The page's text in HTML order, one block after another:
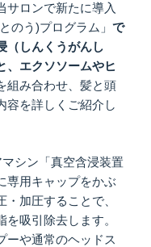
サロンで新たに導入
のう)プログラム」 で
（しんくうがんし
、エクソソームやヒ
組み合わせ、髪と頭
容を詳しくご紹介し
シン「真空含浸装置
専用キャップをかぶ
加圧することで、
吸引除去します。
ーや通常のヘッドス